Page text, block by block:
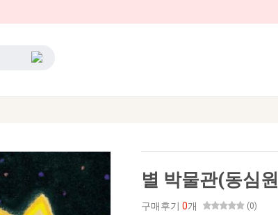
별 박물관(동심
구매후기 0개 (0)